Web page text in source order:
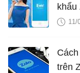
khẩu
11/
trên